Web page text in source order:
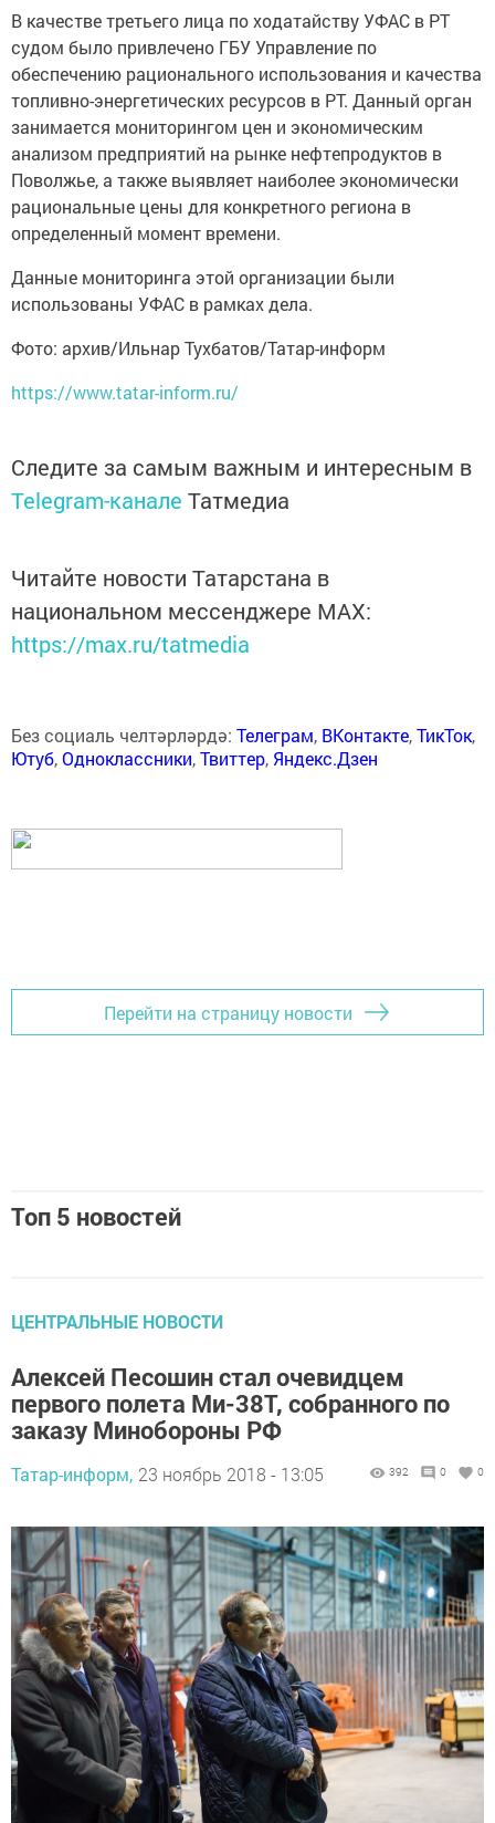
В качестве третьего лица по ходатайству УФАС в РТ
судом было привлечено ГБУ Управление по
обеспечению рационального использования и качества
топливно-энергетических ресурсов в РТ. Данный орган
занимается мониторингом цен и экономическим
анализом предприятий на рынке нефтепродуктов в
Поволжье, а также выявляет наиболее экономически
рациональные цены для конкретного региона в
определенный момент времени.
Данные мониторинга этой организации были
использованы УФАС в рамках дела.
Фото: архив/Ильнар Тухбатов/Татар-информ
https://www.tatar-inform.ru/
Следите за самым важным и интересным в
Telegram-канале Татмедиа
Читайте новости Татарстана в
национальном мессенджере MАХ:
https://max.ru/tatmedia
Без социаль челтәрләрдә: Телеграм, ВКонтакте,ТикТок,
Ютуб,Одноклассники,Твиттер, Яндекс.Дзен
Перейти на страницу новости
Топ 5 новостей
ЦЕНТРАЛЬНЫЕ НОВОСТИ
Алексей Песошин стал очевидцем
первого полета Ми-38Т, собранного по
заказу Минобороны РФ
Татар-информ, 23 ноябрь 2018 - 13:05 392 0 0